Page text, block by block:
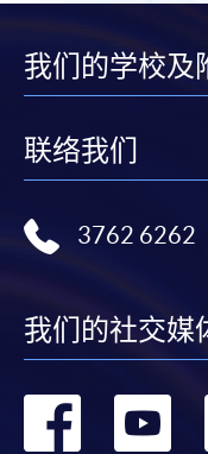
我们的学校及
联络我们
3762 6262
我们的社交媒
转